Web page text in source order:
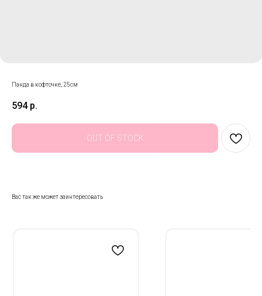
Панда в кофточке, 25см
594 р.
OUT OF STOCK
Вас так же может заинтересовать